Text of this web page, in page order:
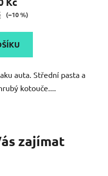
(–10 %)
auta. Střední pasta a
kotouče....
zajímat